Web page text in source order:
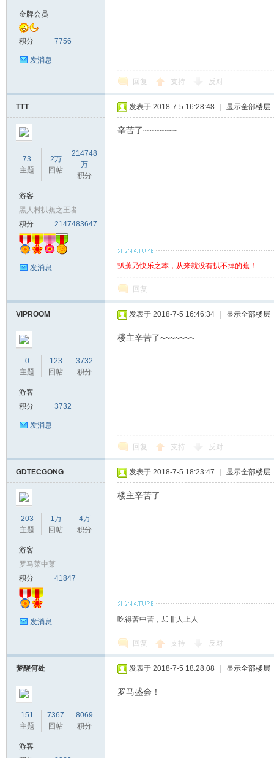
金牌会员
积分 7756
发消息
回复 支持 反对
TTT
73
主题
2万
回帖
214748
万
积分
游客
黑人村扒蕉之王者
积分
2147483647
发消息
发表于 2018-7-5 16:28:48 显示全部楼层
辛苦了~~~~~~~
扒蕉乃快乐之本，从来就没有扒不掉的蕉！
回复
VIPROOM
0
主题
123
回帖
3732
积分
游客
积分
3732
发消息
发表于 2018-7-5 16:46:34 显示全部楼层
楼主辛苦了~~~~~~~
回复 支持 反对
GDTECGONG
203
主题
1万
回帖
4万
积分
游客
罗马菜中菜
积分
41847
发消息
发表于 2018-7-5 18:23:47 显示全部楼层
楼主辛苦了
吃得苦中苦，却非人上人
回复 支持 反对
梦醒何处
151
主题
7367
回帖
8069
积分
游客
发表于 2018-7-5 18:28:08 显示全部楼层
罗马盛会！